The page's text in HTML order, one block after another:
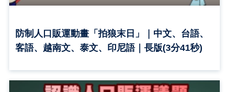
防制人口販運動畫「拍狼末日」｜中文、台語、
客語、越南文、泰文、印尼語｜長版(3分41秒)